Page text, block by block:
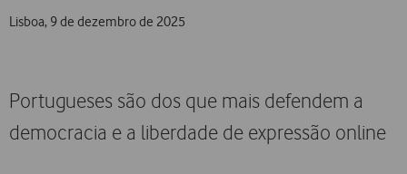
Lisboa, 9 de dezembro de 2025
Portugueses são dos que mais defendem a
democracia e a liberdade de expressão online